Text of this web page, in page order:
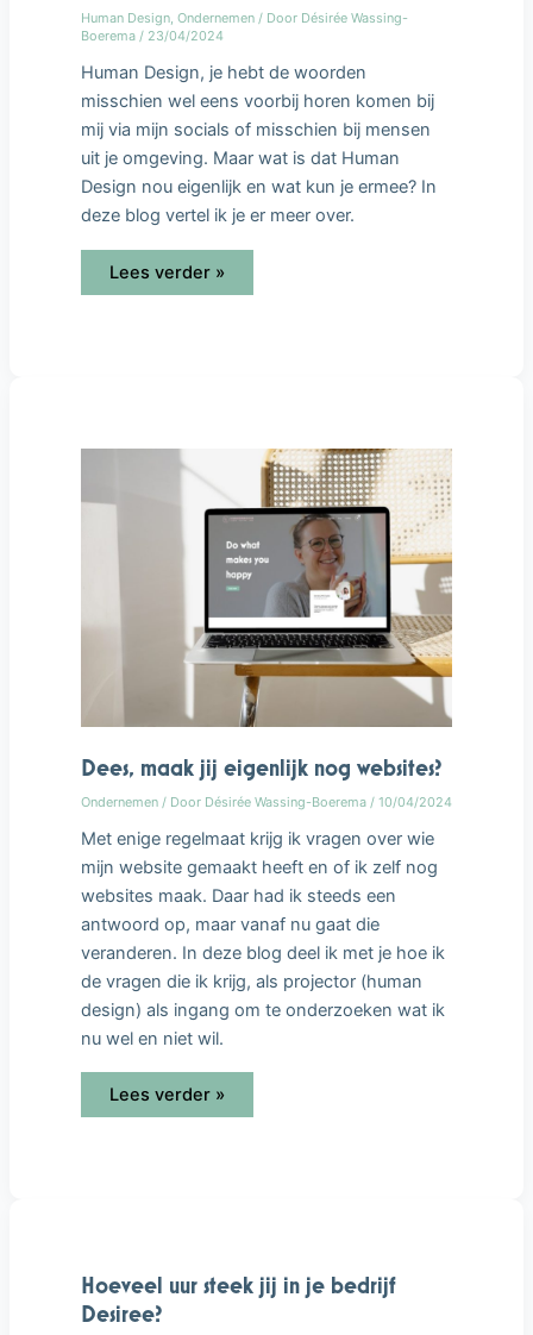
Human Design, Ondernemen/ Door Désirée Wassing-
Boerema / 23/04/2024
Human Design, je hebt de woorden
misschien wel eens voorbij horen komen bij
mij via mijn socials of misschien bij mensen
uit je omgeving. Maar wat is dat Human
Design nou eigenlijk en wat kun je ermee? In
deze blog vertel ik je er meer over.
Lees verder »
Dees, maak jij eigenlijk nog websites?
Ondernemen/ Door Désirée Wassing-Boerema / 10/04/2024
Met enige regelmaat krijg ik vragen over wie
mijn website gemaakt heeft en of ik zelf nog
websites maak. Daar had ik steeds een
antwoord op, maar vanaf nu gaat die
veranderen. In deze blog deel ik met je hoe ik
de vragen die ik krijg, als projector (human
design) als ingang om te onderzoeken wat ik
nu wel en niet wil.
nog
websites?
Lees verder »
Hoeveel uur steek jij in je bedrijf
Desiree?
je
bedrijf
Desiree?